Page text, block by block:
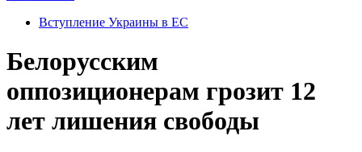
Вступление Украины в ЕС
Белорусским
оппозиционерам грозит 12
лет лишения свободы